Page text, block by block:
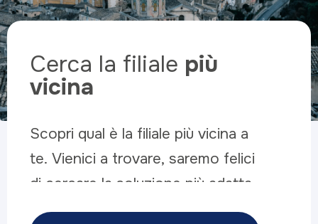
Cerca la filiale più
vicina
Scopri qual è la filiale più vicina a
te. Vienici a trovare, saremo felici
di cercare la soluzione più adatta
alle tue esigenze.